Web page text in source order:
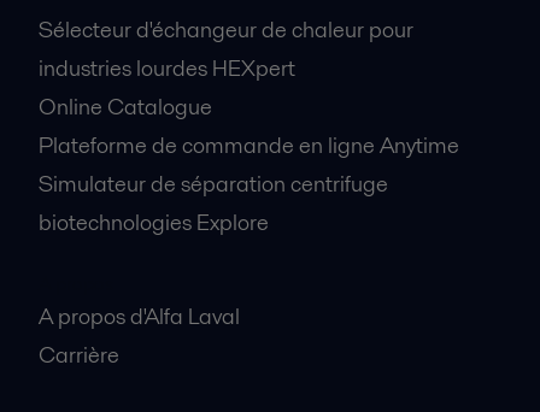
Sélecteur d'échangeur de chaleur pour
industries lourdes HEXpert
Online Catalogue
Plateforme de commande en ligne Anytime
Simulateur de séparation centrifuge
biotechnologies Explore
A propos d'Alfa Laval
Carrière